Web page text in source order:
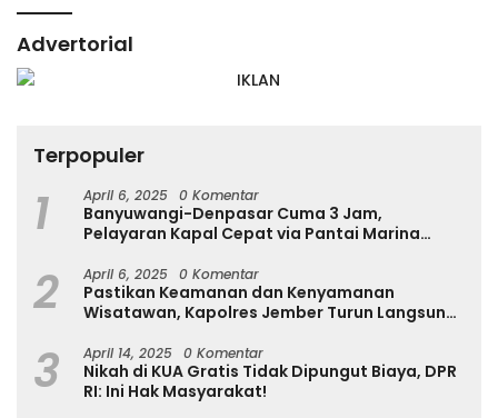
Advertorial
Terpopuler
1 April 6, 2025 0 Komentar
Banyuwangi-Denpasar Cuma 3 Jam,
Pelayaran Kapal Cepat via Pantai Marina
2 April 6, 2025 0 Komentar
Pastikan Keamanan dan Kenyamanan
Wisatawan, Kapolres Jember Turun Langsung
3 April 14, 2025 0 Komentar
Nikah di KUA Gratis Tidak Dipungut Biaya, DPR
RI: Ini Hak Masyarakat!